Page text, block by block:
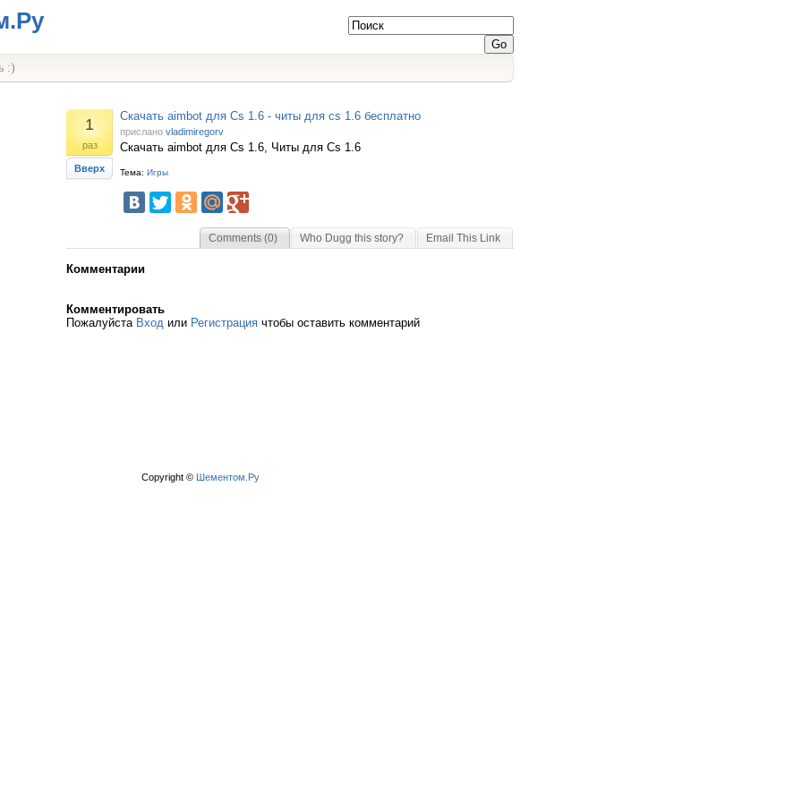
:)
1
раз
Вверх
Скачать aimbot для Cs 1.6 - читы для cs 1.6 бесплатно
прислано vladimiregorv
Скачать aimbot для Cs 1.6, Читы для Cs 1.6
Тема: Игры
Comments (0) Who Dugg this story? Email This Link
Комментарии
Комментировать
Пожалуйста Вход или Регистрация чтобы оставить комментарий
Copyright © Шементом.Ру